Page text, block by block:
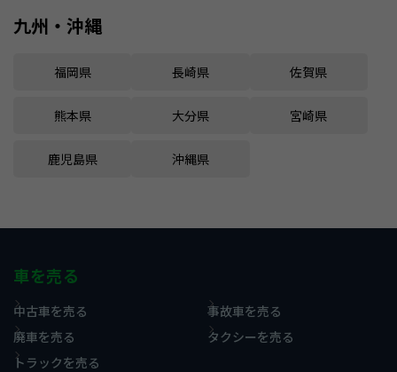
九州・沖縄
福岡県 長崎県 佐賀県
熊本県 大分県 宮崎県
鹿児島県 沖縄県
車を売る
中古車を売る
事故車を売る
廃車を売る
タクシーを売る
トラックを売る